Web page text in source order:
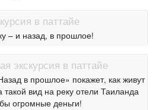
– и назад, в прошлое!
в прошлое» покажет, как живут
вид на реку отели Таиланда
огромные деньги!